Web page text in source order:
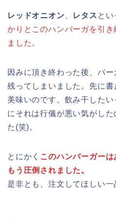
レッドオニオン レタス とい
かりとこのハンバーガを引
ました。
因みに頂き終わった後、バ
残ってしまいました。先に
美味いのです。飲み干した
にそれは行儀が悪い気がし
た(笑)。
とにかく このハンバーガーは
もう圧倒されました。
是非とも、注文してほしい一